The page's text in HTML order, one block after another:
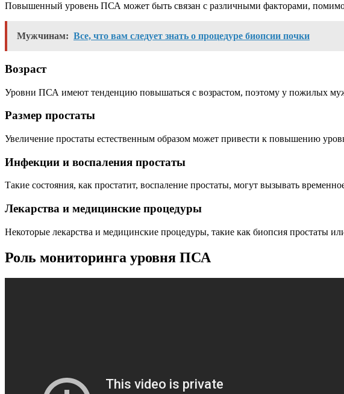
Повышенный уровень ПСА может быть связан с различными факторами, помимо
Мужчинам: Все, что вам следует знать о процедуре биопсии почки
Возраст
Уровни ПСА имеют тенденцию повышаться с возрастом, поэтому у пожилых
Размер простаты
Увеличение простаты естественным образом может привести к повышению
Инфекции и воспаления простаты
Такие состояния, как простатит, воспаление простаты, могут вызывать
Лекарства и медицинские процедуры
Некоторые лекарства и медицинские процедуры, такие как биопсия простаты
Роль мониторинга уровня ПСА